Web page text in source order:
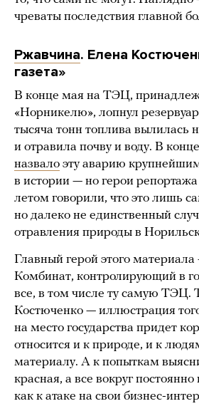
чреваты последствия главной
Ржавчина. Елена
газета»
В конце мая на ТЭЦ,
«Норникелю», лопнул
тысяча тонн топлива вылилась
и отравила почву и воду. В
назвало эту аварию
в истории — но герои
летом говорили, что это лишь
но далеко не единственный
отравления природы в
Главный герой этого
Комбинат, контролирующий в
все, в том числе ту самую ТЭЦ.
Костюченко — иллюстрация
на место государства придет
относится и к природе, и к
материалу. А к попыткам
красная, а все вокруг
как к атаке на свои бизнес-